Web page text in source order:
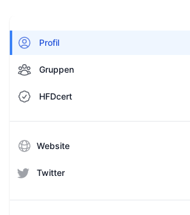
Profil
Gruppen
HFDcert
Website
Twitter